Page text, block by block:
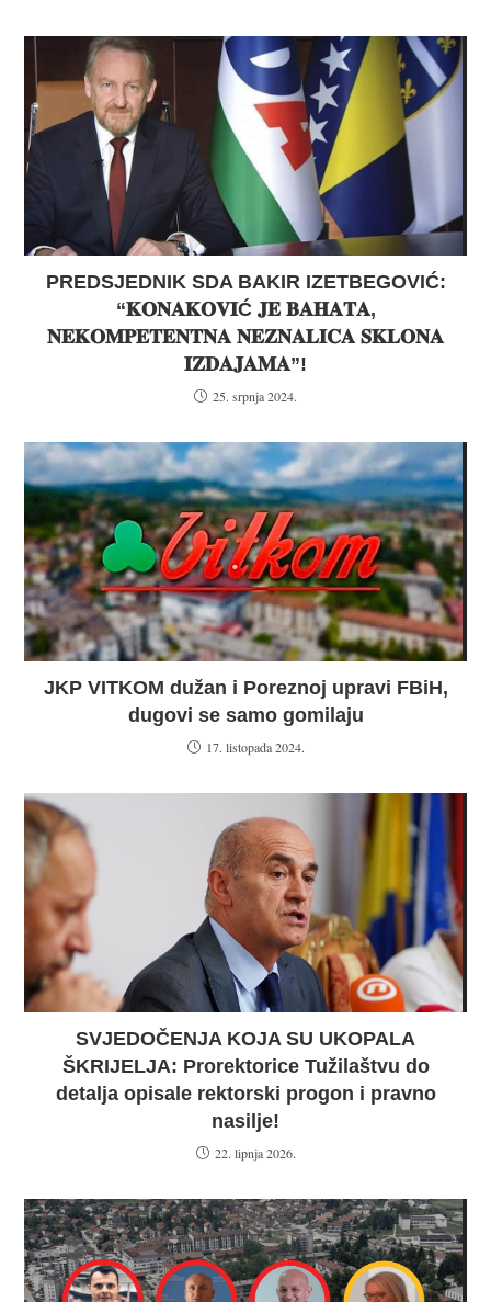
PREDSJEDNIK SDA BAKIR IZETBEGOVIĆ:
“𝐊𝐎𝐍𝐀𝐊𝐎𝐕𝐈Ć 𝐉𝐄 𝐁𝐀𝐇𝐀𝐓𝐀,
𝐍𝐄𝐊𝐎𝐌𝐏𝐄𝐓𝐄𝐍𝐓𝐍𝐀 𝐍𝐄𝐙𝐍𝐀𝐋𝐈𝐂𝐀 𝐒𝐊𝐋𝐎𝐍𝐀
𝐈𝐙𝐃𝐀𝐉𝐀𝐌𝐀”!
25. srpnja 2024.
JKP VITKOM dužan i Poreznoj upravi FBiH,
dugovi se samo gomilaju
17. listopada 2024.
SVJEDOČENJA KOJA SU UKOPALA
ŠKRIJELJA: Prorektorice Tužilaštvu do
detalja opisale rektorski progon i pravno
nasilje!
22. lipnja 2026.